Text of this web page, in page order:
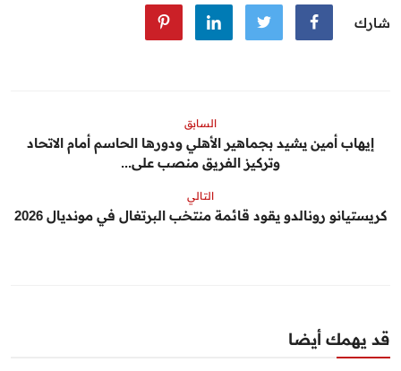
شارك
السابق
إيهاب أمين يشيد بجماهير الأهلي ودورها الحاسم أمام الاتحاد
وتركيز الفريق منصب على...
التالي
كريستيانو رونالدو يقود قائمة منتخب البرتغال في مونديال 2026
قد يهمك أيضا